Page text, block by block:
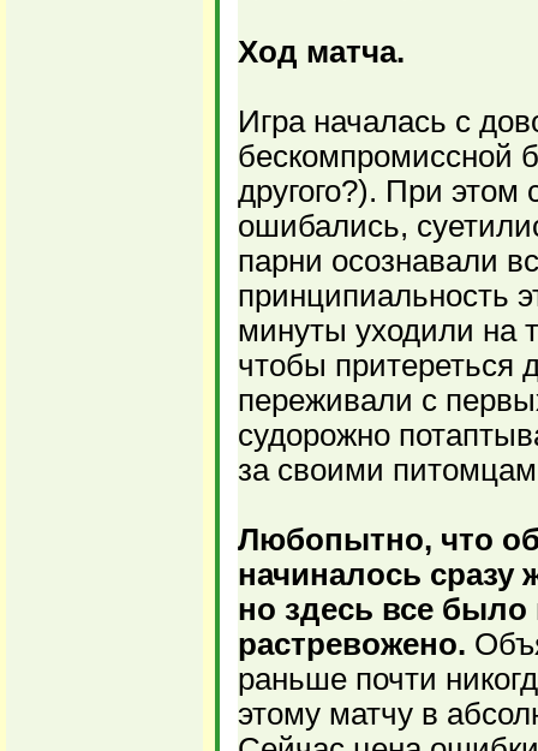
Ход матча.
Игра началась с
бескомпромиссной
другого?). При этом
ошибались,
парни осознавали
принципиальность
минуты уходили на
чтобы притереться
переживали с
судорожно
за своими
Любопытно, что
начиналось сразу
но здесь все было
растревожено.
раньше почти
этому матчу в